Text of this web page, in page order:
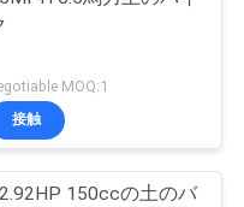
MOQ:1
接触
150ccの土のバ